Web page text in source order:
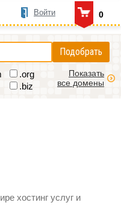
0
Войти
Подобрать
.org
.biz
Показать
все домены
хостинг услуг и